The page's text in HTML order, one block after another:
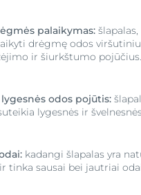
palaikymas:
drėgmę odos
ir šiurkštumo pojūčius.
odos pojūtis:
lygesnės ir
kadangi šlapalas yra
tinka sausai bei jautriai